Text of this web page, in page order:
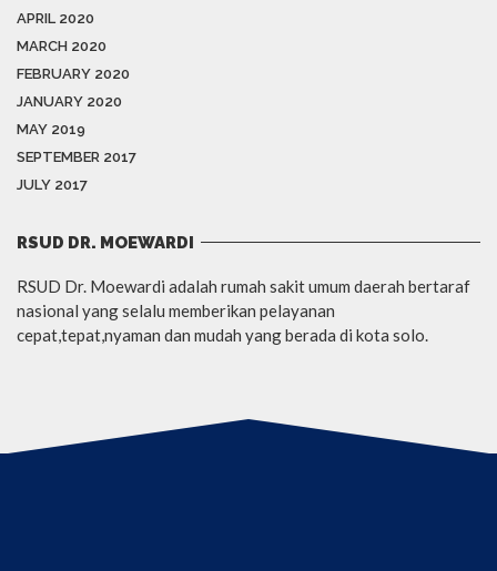
APRIL 2020
MARCH 2020
FEBRUARY 2020
JANUARY 2020
MAY 2019
SEPTEMBER 2017
JULY 2017
RSUD DR. MOEWARDI
RSUD Dr. Moewardi adalah rumah sakit umum daerah bertaraf
nasional yang selalu memberikan pelayanan
cepat,tepat,nyaman dan mudah yang berada di kota solo.